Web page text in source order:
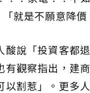
就是不願意降價
說「投資客都
觀察指出，建
割惹」。更多